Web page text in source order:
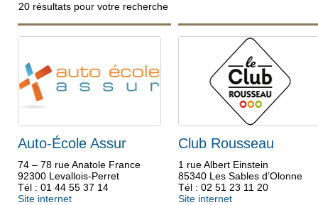
20 résultats pour votre recherche
Auto-École Assur
74 – 78 rue Anatole France
92300 Levallois-Perret
Tél : 01 44 55 37 14
Site internet
Club Rousseau
1 rue Albert Einstein
85340 Les Sables d’Olonne
Tél : 02 51 23 11 20
Site internet